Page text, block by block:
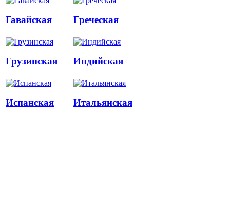
Гавайская Греческая
Грузинская Индийская
Испанская Итальянская